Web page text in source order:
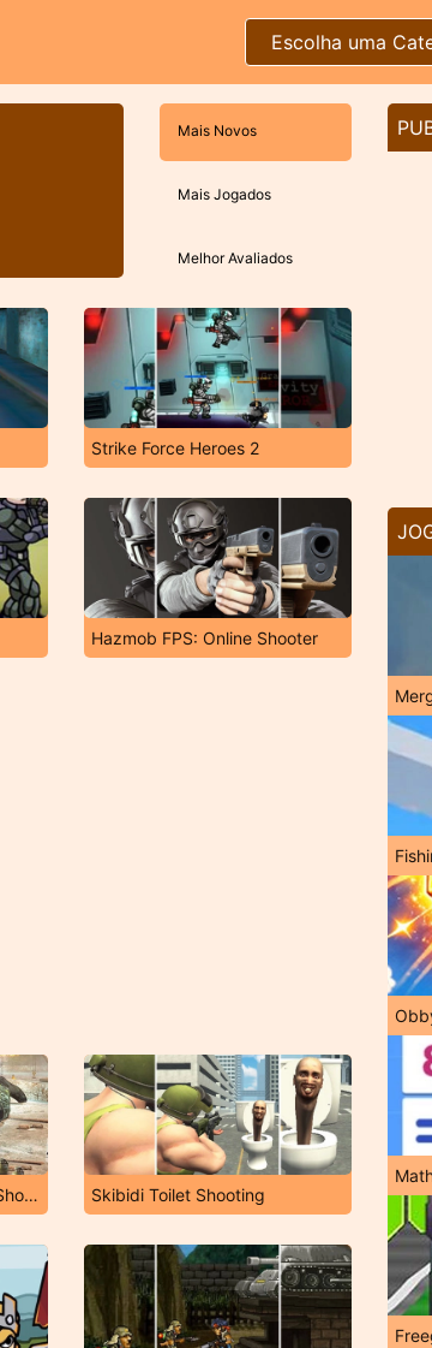
Escolha uma
Mais Novos
Mais Jogados
Melhor Avaliados
Strike Force Heroes 2
Hazmob FPS: Online Shooter
Sniper Master City Hunter Shooting Skibidi Toilet Shooting